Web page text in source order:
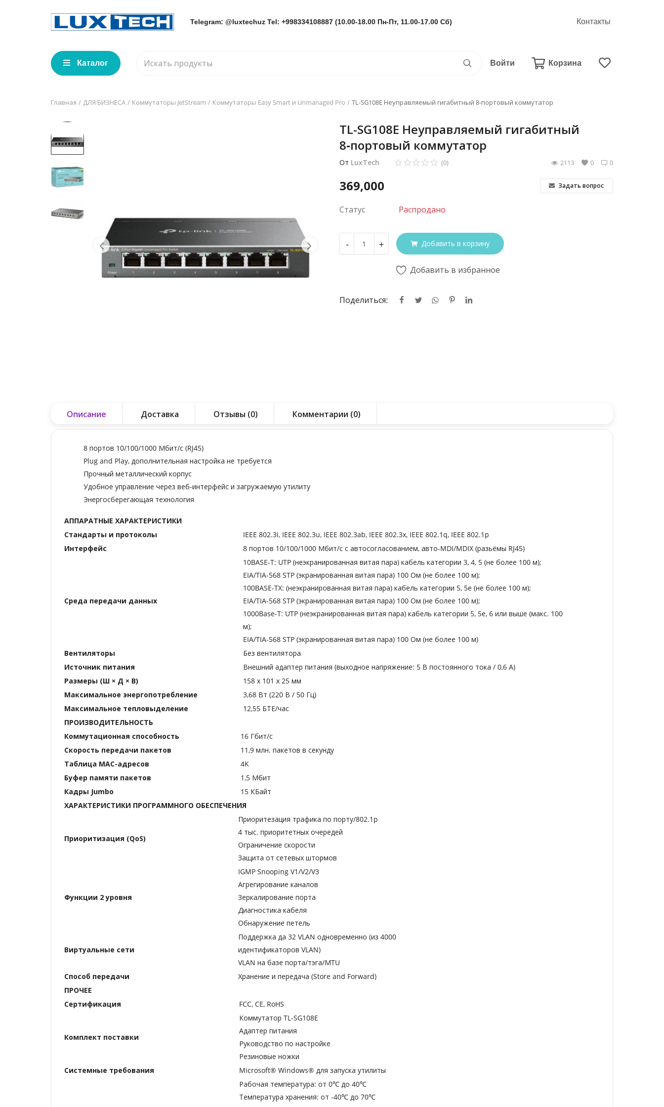
Telegram: @luxtechuz Tel: +998334108887 (10.00-18.00 Пн-Пт, 11.00-17.00 Сб) Контакты
Каталог Войти Корзина
Главная ДЛЯ БИЗНЕСА Коммутаторы JetStream Коммутаторы Easy Smart и Unmanaged Pro TL-SG108E Неуправляемый гигабитный 8‑портовый коммутатор
TL-SG108E Неуправляемый гигабитный
8‑портовый коммутатор
От LuxTech 0
(0) 0
2113
369,000 Задать вопрос
Статус Распродано
- + Добавить в корзину
Добавить в избранное
Поделиться:
Описание Доставка Отзывы (0) Комментарии (0)
8 портов 10/100/1000 Мбит/с (RJ45)
Plug and Play, дополнительная настройка не требуется
Прочный металлический корпус
Удобное управление через веб-интерфейс и загружаемую утилиту
Энергосберегающая технология
АППАРАТНЫЕ ХАРАКТЕРИСТИКИ
Стандарты и протоколы
IEEE 802.3i, IEEE 802.3u, IEEE 802.3ab, IEEE 802.3x, IEEE 802.1q, IEEE 802.1p
Интерфейс
8 портов 10/100/1000 Мбит/с с автосогласованием, авто-MDI/MDIX (разьёмы RJ45)
Среда передачи данных
10BASE-T: UTP (неэкранированная витая пара) кабель категории 3, 4, 5 (не более 100 м);
EIA/TIA-568 STP (экранированная витая пара) 100 Ом (не более 100 м);
100BASE-TX: (неэкранированная витая пара) кабель категории 5, 5е (не более 100 м);
EIA/TIA-568 STP (экранированная витая пара) 100 Ом (не более 100 м);
1000Base-T: UTP (неэкранированная витая пара) кабель категории 5, 5е, 6 или выше (макс. 100
м);
EIA/TIA-568 STP (экранированная витая пара) 100 Ом (не более 100 м)
Вентиляторы
Без вентилятора
Источник питания
Внешний адаптер питания (выходное напряжение: 5 В постоянного тока / 0,6 А)
Размеры (Ш × Д × В)
158 х 101 х 25 мм
Максимальное энергопотребление
3,68 Вт (220 В / 50 Гц)
Максимальное тепловыделение
12,55 БТЕ/час
ПРОИЗВОДИТЕЛЬНОСТЬ
Коммутационная способность
16 Гбит/с
Скорость передачи пакетов
11,9 млн. пакетов в секунду
Таблица МАС-адресов
4K
Буфер памяти пакетов
1,5 Мбит
Кадры Jumbo
15 КБайт
ХАРАКТЕРИСТИКИ ПРОГРАММНОГО ОБЕСПЕЧЕНИЯ
Приоритизация (QoS)
Приоритезация трафика по порту/802.1p
4 тыс. приоритетных очередей
Ограничение скорости
Защита от сетевых штормов
Функции 2 уровня
IGMP Snooping V1/V2/V3
Агрегирование каналов
Зеркалирование порта
Диагностика кабеля
Обнаружение петель
Виртуальные сети
Поддержка да 32 VLAN одновременно (из 4000
идентификаторов VLAN)
VLAN на базе порта/тэга/МTU
Способ передачи
Хранение и передача (Store and Forward)
ПРОЧЕЕ
Сертификация
FCC, CE, RoHS
Комплект поставки
Коммутатор TL-SG108E
Адаптер питания
Руководство по настройке
Резиновые ножки
Системные требования
Microsoft® Windows® для запуска утилиты
Рабочая температура: от 0℃ до 40℃
Температура хранения: от -40℃ до 70℃